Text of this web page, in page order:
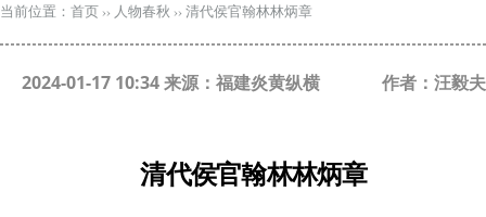
当前位置： 首页 ›› 人物春秋 ›› 清代侯官翰林林炳章
2024-01-17 10:34 来源：福建炎黄纵横 作者：汪毅夫
清代侯官翰林林炳章